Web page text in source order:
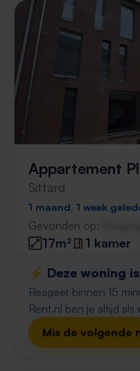
Appartement
Sittard
1 maand, 1 week
Gevonden op:
17m²
1 kamer
⚡️ Deze woning
Reageer binnen 15
Rent.nl ben je altijd als
Mis de volgende